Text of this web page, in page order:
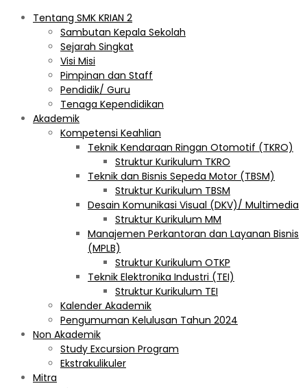
Tentang SMK KRIAN 2
Sambutan Kepala Sekolah
Sejarah Singkat
Visi Misi
Pimpinan dan Staff
Pendidik/ Guru
Tenaga Kependidikan
Akademik
Kompetensi Keahlian
Teknik Kendaraan Ringan Otomotif (TKRO)
Struktur Kurikulum TKRO
Teknik dan Bisnis Sepeda Motor (TBSM)
Struktur Kurikulum TBSM
Desain Komunikasi Visual (DKV)/ Multimedia
Struktur Kurikulum MM
Manajemen Perkantoran dan Layanan Bisnis
(MPLB)
Struktur Kurikulum OTKP
Teknik Elektronika Industri (TEI)
Struktur Kurikulum TEI
Kalender Akademik
Pengumuman Kelulusan Tahun 2024
Non Akademik
Study Excursion Program
Ekstrakulikuler
Mitra